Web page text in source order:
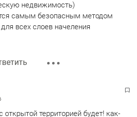
недвижимость)
самым безопасным методом
всех слоев начеления
открытой территорией будет! как-